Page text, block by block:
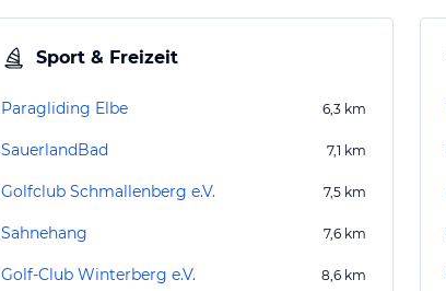
Sport & Freizeit
Paragliding Elbe 6,3 km
SauerlandBad 7,1 km
Golfclub Schmallenberg e.V. 7,5 km
Sahnehang 7,6 km
Golf-Club Winterberg e.V. 8,6 km